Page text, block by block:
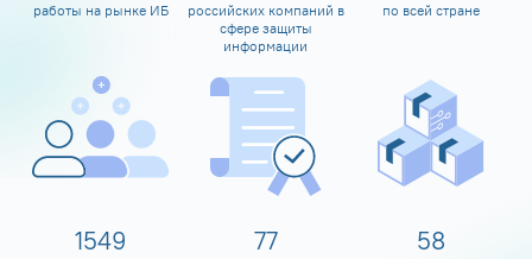
работы на рынке ИБ
российских компаний в
сфере защиты
информации
по всей стране
1600 80 60